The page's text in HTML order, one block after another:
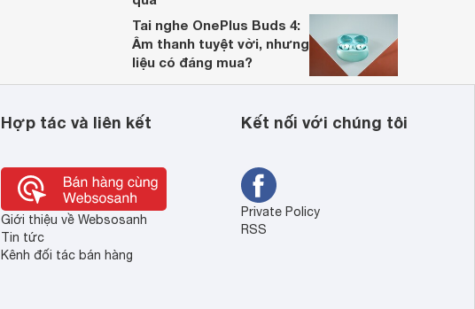
Tai nghe OnePlus Buds 4:
Âm thanh tuyệt vời, nhưng
liệu có đáng mua?
Hợp tác và liên kết
Giới thiệu về Websosanh
Tin tức
Kênh đối tác bán hàng
Kết nối với chúng tôi
Private Policy
RSS